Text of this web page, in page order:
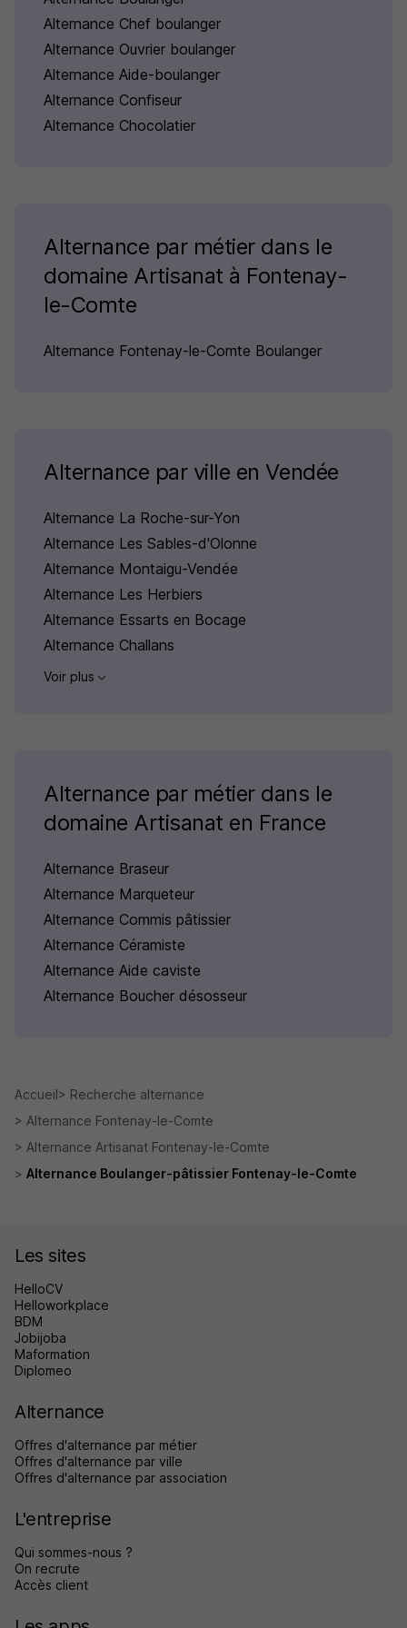
Alternance Chef boulanger
Alternance Ouvrier boulanger
Alternance Aide-boulanger
Alternance Confiseur
Alternance Chocolatier
Alternance par métier dans le
domaine Artisanat à Fontenay-
le-Comte
Alternance Fontenay-le-Comte Boulanger
Alternance par ville en Vendée
Alternance La Roche-sur-Yon
Alternance Les Sables-d'Olonne
Alternance Montaigu-Vendée
Alternance Les Herbiers
Alternance Essarts en Bocage
Alternance Challans
Voir plus
Alternance par métier dans le
domaine Artisanat en France
Alternance Braseur
Alternance Marqueteur
Alternance Commis pâtissier
Alternance Céramiste
Alternance Aide caviste
Alternance Boucher désosseur
Accueil
Recherche alternance
Alternance Fontenay-le-Comte
Alternance Artisanat Fontenay-le-Comte
Alternance Boulanger-pâtissier Fontenay-le-Comte
Les sites
HelloCV
Helloworkplace
BDM
Jobijoba
Maformation
Diplomeo
Alternance
Offres d'alternance par métier
Offres d'alternance par ville
Offres d'alternance par association
L'entreprise
Qui sommes-nous ?
On recrute
Accès client